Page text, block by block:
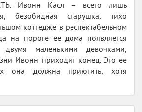
Ивонн Касл – всего лишь
безобидная старушка, тихо
коттедже в респектабельном
на пороге ее дома появляется
маленькими девочками,
Ивонн приходит конец. Это ее
она должна приютить, хотя